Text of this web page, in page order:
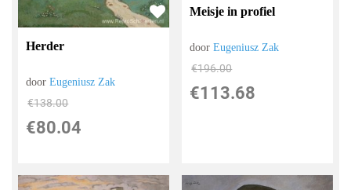
Herder
doorEugeniusz Zak
€138.00
€80.04
Meisje in profiel
doorEugeniusz Zak
€196.00
€113.68